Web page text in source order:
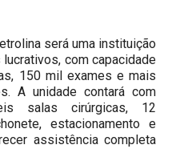
será uma instituição
com capacidade
150 mil exames e mais
A unidade contará com
salas cirúrgicas, 12
estacionamento e
assistência completa